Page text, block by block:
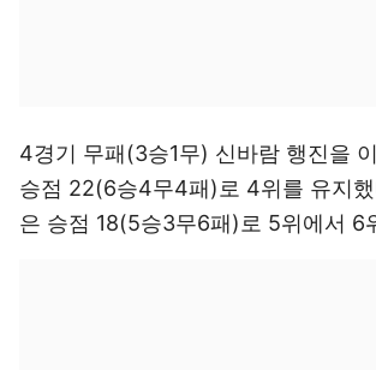
4경기 무패(3승1무) 신바람 행진을
승점 22(6승4무4패)로 4위를 유지했
은 승점 18(5승3무6패)로 5위에서 6